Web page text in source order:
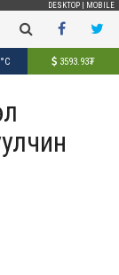
DESKTOP MOBILE
3593.93₮